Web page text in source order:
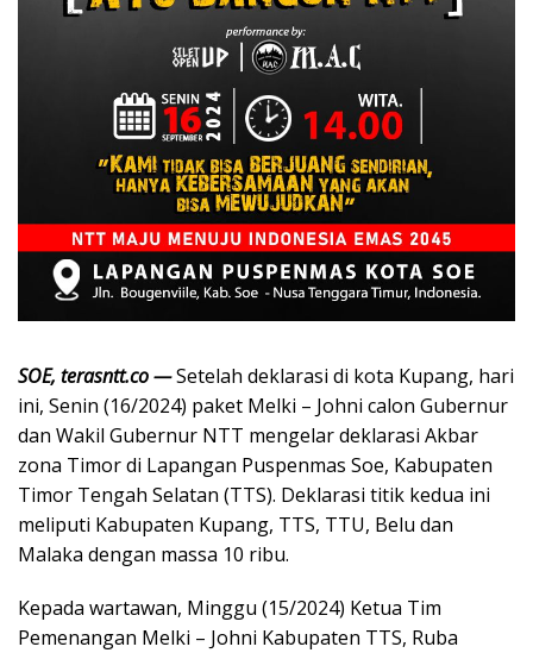
SOE, terasntt.co —Setelah deklarasi di kota Kupang, hari
ini, Senin (16/2024) paket Melki – Johni calon Gubernur
dan Wakil Gubernur NTT mengelar deklarasi Akbar
zona Timor di Lapangan Puspenmas Soe, Kabupaten
Timor Tengah Selatan (TTS). Deklarasi titik kedua ini
meliputi Kabupaten Kupang, TTS, TTU, Belu dan
Malaka dengan massa 10 ribu.
Kepada wartawan, Minggu (15/2024) Ketua Tim
Pemenangan Melki – Johni Kabupaten TTS, Ruba